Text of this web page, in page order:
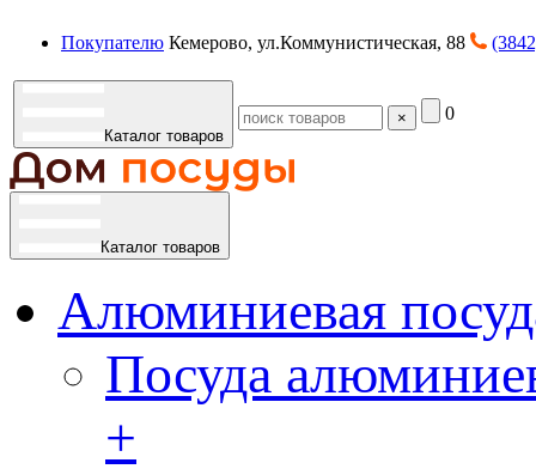
Покупателю Кемерово, ул.Коммунистическая, 88
Каталог товаров
× 0
Каталог товаров
Алюминиевая
Посуда
+